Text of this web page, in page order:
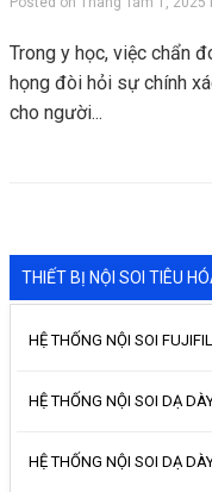
THIẾT BỊ NỘI SOI TIÊU
HỆ THỐNG NỘI SOI
HỆ THỐNG NỘI SOI DẠ
HỆ THỐNG NỘI SOI DẠ
Trong y học, việc chẩn
họng đòi hỏi sự chính
cho người...